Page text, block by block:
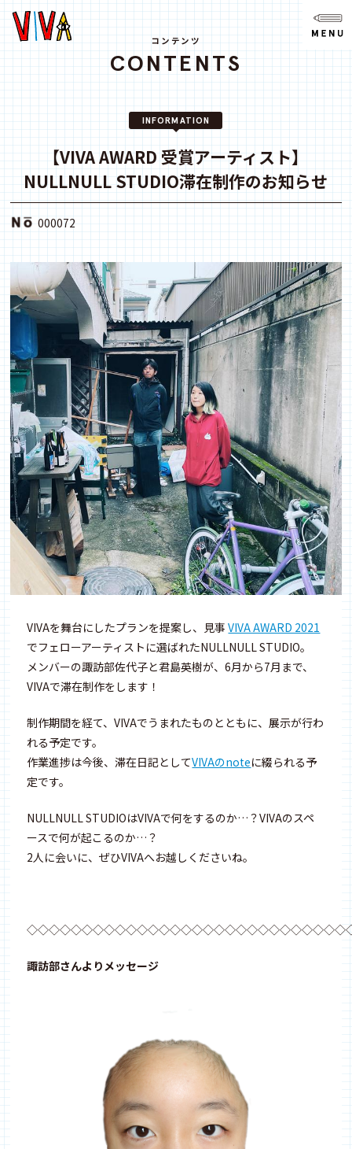
ニュース
ABOUT
SPACE
ACCESS
note
youtube
コンテンツ
CONTENTS
INFORMATION
【VIVA AWARD 受賞アーティスト】
NULLNULL STUDIO滞在制作のお知らせ
000072
VIVAを舞台にしたプランを提案し、見事VIVA AWARD 2021
でフェローアーティストに選ばれたNULLNULL STUDIO。
メンバーの諏訪部佐代子と君島英樹が、6月から7月まで、
VIVAで滞在制作をします！
制作期間を経て、VIVAでうまれたものとともに、展示が行わ
れる予定です。
作業進捗は今後、滞在日記としてVIVAのnoteに綴られる予
定です。
NULLNULL STUDIOはVIVAで何をするのか…？VIVAのスペ
ースで何が起こるのか…？
2人に会いに、ぜひVIVAへお越しくださいね。
諏訪部さんよりメッセージ